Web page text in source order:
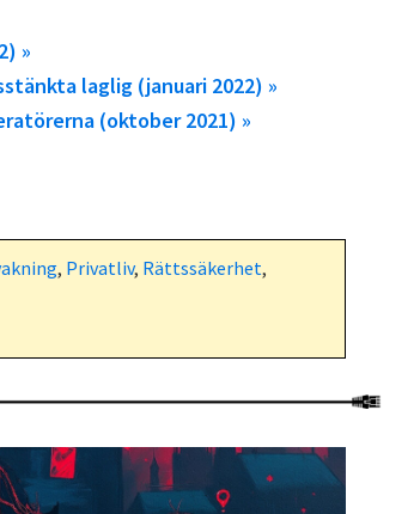
»
laglig (januari 2022) »
(oktober 2021) »
, Privatliv, Rättssäkerhet,